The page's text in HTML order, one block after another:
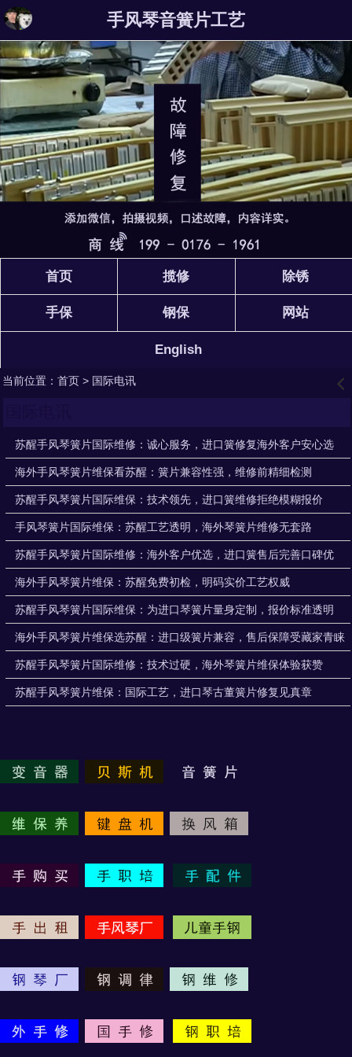
手风琴音簧片工艺
首页 揽修 除锈
手保 钢保 网站
English
当前位置： 首页> 国际电讯 󰊒
苏醒手风琴簧片国际维修：诚心服务，进口簧修复海外客户安心选
海外手风琴簧片维保看苏醒：簧片兼容性强，维修前精细检测
苏醒手风琴簧片国际维保：技术领先，进口簧维修拒绝模糊报价
手风琴簧片国际维保：苏醒工艺透明，海外琴簧片维修无套路
苏醒手风琴簧片国际维修：海外客户优选，进口簧售后完善口碑优
海外手风琴簧片维保：苏醒免费初检，明码实价工艺权威
苏醒手风琴簧片国际维保：为进口琴簧片量身定制，报价标准透明
海外手风琴簧片维保选苏醒：进口级簧片兼容，售后保障受藏家青睐
苏醒手风琴簧片国际维修：技术过硬，海外琴簧片维保体验获赞
苏醒手风琴簧片维保：国际工艺，进口琴古董簧片修复见真章